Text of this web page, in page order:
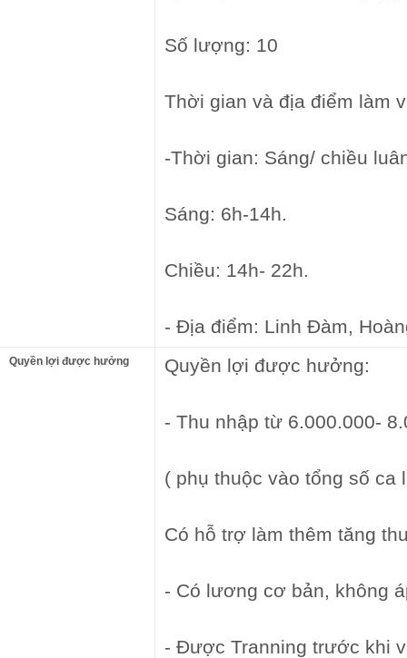
Số lượng: 10
Thời gian và địa điểm làm
-Thời gian: Sáng/ chiều
Sáng: 6h-14h.
Chiều: 14h- 22h.
- Địa điểm: Linh Đàm,
Quyền lợi được hưởng Quyền lợi được hưởng:
- Thu nhập từ 6.000.000-
( phụ thuộc vào tổng số ca
Có hỗ trợ làm thêm tăng
- Có lương cơ bản, không
- Được Tranning trước khi